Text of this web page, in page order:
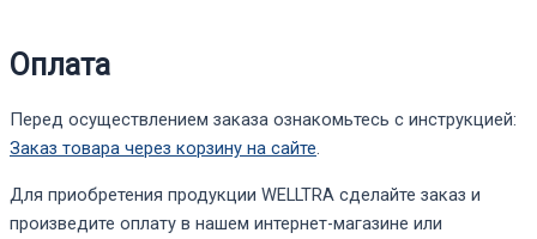
Оплата
Перед осуществлением заказа ознакомьтесь с инструкцией:
Заказ товара через корзину на сайте.
Для приобретения продукции WELLTRA сделайте заказ и
произведите оплату в нашем интернет-магазине или